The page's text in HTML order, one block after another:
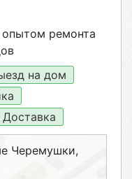
ремонта
на дом
Доставка
Черемушки,